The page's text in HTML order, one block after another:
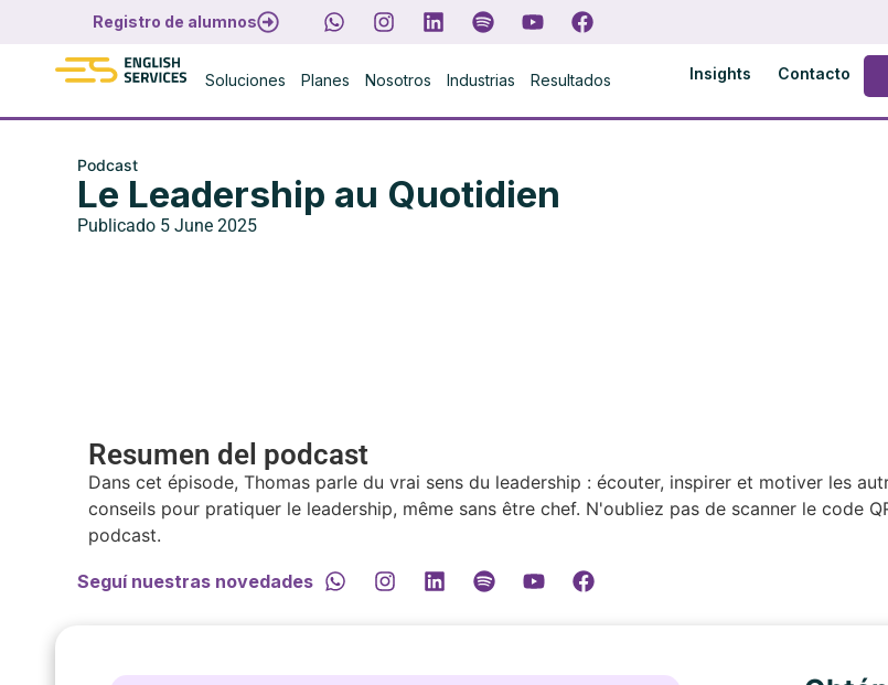
Registro de alumnos
Soluciones Planes Nosotros Industrias Resultados Insights Contacto
Podcast
Le Leadership au Quotidien
Publicado 5 June 2025
Resumen del podcast
Dans cet épisode, Thomas parle du vrai sens du leadership : écouter, inspirer et motiver les
conseils pour pratiquer le leadership, même sans être chef. N'oubliez pas de scanner le code
podcast.
Seguí nuestras novedades